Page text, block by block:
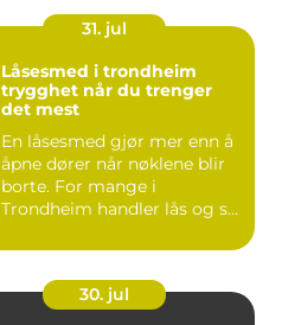
31. jul
Låsesmed i trondheim
trygghet når du trenger
det mest
En låsesmed gjør mer enn å
åpne dører når nøklene blir
borte. For mange i
Trondheim handler lås og s...
30. jul